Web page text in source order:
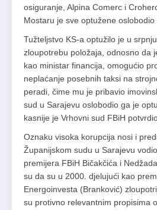
osiguranje, Alpina Comerc i
Mostaru je sve optužene oslobodio
Tužteljstvo KS-a optužilo je u
zloupotrebu položaja, odnosno da
kao ministar financija, omogućio
neplaćanje posebnih taksi na
peradi, čime mu je pribavio
sud u Sarajevu oslobodio ga je
kasnije je Vrhovni sud FBiH
Oznaku visoka korupcija nosi i
Županijskom sudu u Sarajevu
premijera FBiH Bičakčića i
su da su u 2000. djelujući kao
Energoinvesta (Branković)
su protivno relevantnim propisima